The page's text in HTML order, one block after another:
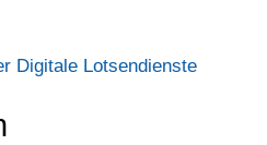
Digitale Lotsendienste